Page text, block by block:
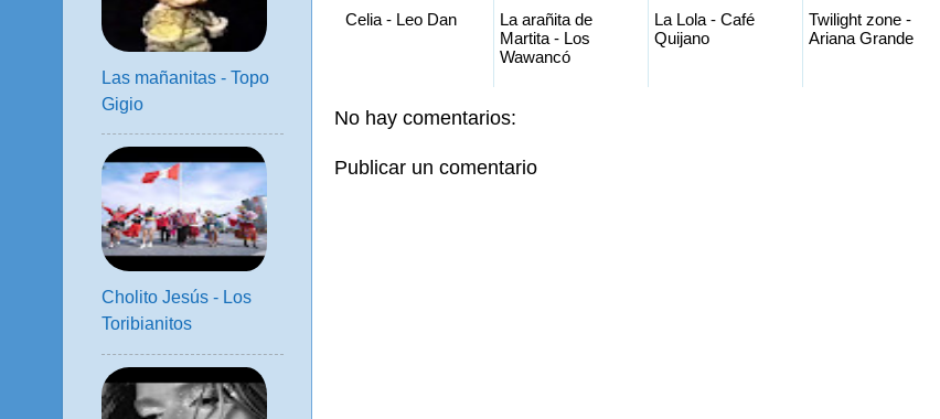
Celia - Leo Dan
La arañita de
Martita - Los
Wawancó
La Lola - Café
Quijano
Twilight zone -
Ariana Grande
No hay comentarios:
Publicar un comentario
Las mañanitas - Topo
Gigio
Cholito Jesús - Los
Toribianitos